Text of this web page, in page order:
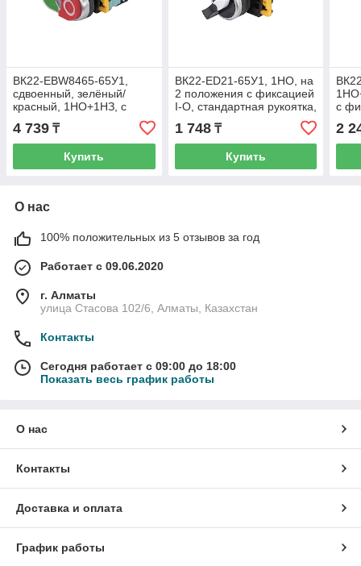
ВК22-EBW8465-65У1,
сдвоенный, зелёный/
красный, 1НО+1НЗ, с
символами "I-O", с
подсветкой 220В, IP65
4 739 ₸
Купить
ВК22-ED21-65У1, 1НО, на
2 положения с фиксацией
I-O, стандартная рукоятка,
d22мм, IP65 (ЭТ)
1 748₸
Купить
с
2
О нас
100% положительных из 5 отзывов за год
Работает с 09.06.2020
г. Алматы
улица Стасова 102/6, Алматы, Казахстан
Контакты
Сегодня работает с 09:00 до 18:00
Показать весь график работы
О нас
Контакты
Доставка и оплата
График работы